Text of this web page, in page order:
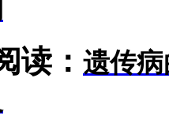
： 遗传